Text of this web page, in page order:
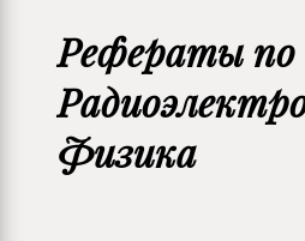
Рефераты по
Физика